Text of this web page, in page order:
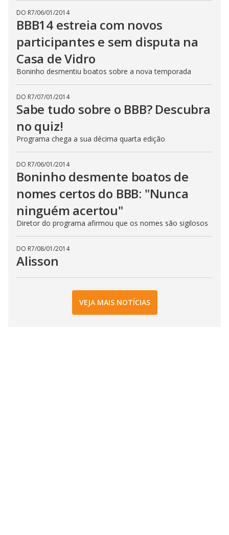
DO R7/06/01/2014
BBB14 estreia com novos
participantes e sem disputa na
Casa de Vidro
Boninho desmentiu boatos sobre a nova temporada
DO R7/07/01/2014
Sabe tudo sobre o BBB? Descubra
no quiz!
Programa chega a sua décima quarta edição
DO R7/06/01/2014
Boninho desmente boatos de
nomes certos do BBB: "Nunca
ninguém acertou"
Diretor do programa afirmou que os nomes são sigilosos
DO R7/08/01/2014
Alisson
VEJA MAIS NOTÍCIAS